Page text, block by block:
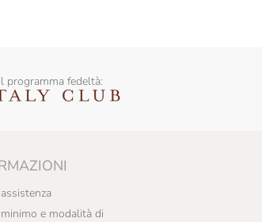
programma fedeltà:
e modalità di